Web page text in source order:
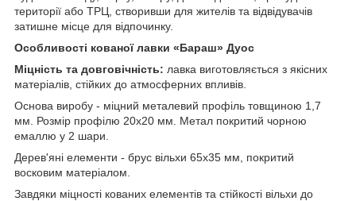
території або ТРЦ, створивши для жителів та відвідувачів
затишне місце для відпочинку.
Особливості кованої лавки «Бараш» Дуос
Міцність та довговічність: лавка виготовляється з якісних
матеріалів, стійких до атмосферних впливів.
Основа виробу - міцний металевий профіль товщиною 1,7
мм. Розмір профілю 20х20 мм. Метал покритий чорною
емаллю у 2 шари.
Дерев'яні елементи - брус вільхи 65х35 мм, покритий
восковим матеріалом.
Завдяки міцності кованих елементів та стійкості вільхи до